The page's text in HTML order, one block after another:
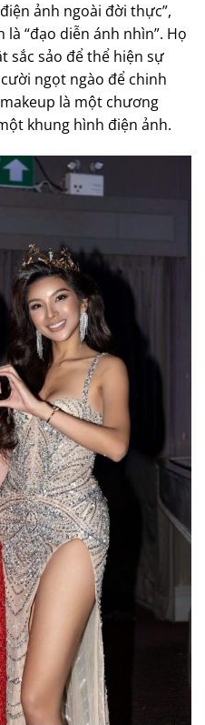
ảnh ngoài đời thực”,
“đạo diễn ánh nhìn”. Họ
sắc sảo để thể hiện sự
ngọt ngào để chinh
là một chương
khung hình điện ảnh.